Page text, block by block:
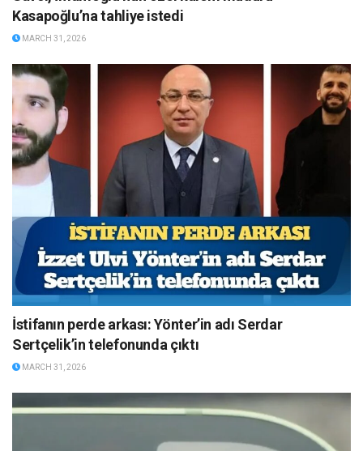
Kasapoğlu’na tahliye istedi
MARCH 31, 2026
İstifanın perde arkası: Yönter’in adı Serdar
Sertçelik’in telefonunda çıktı
MARCH 31, 2026